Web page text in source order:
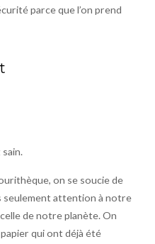
parce que l’on prend
sain.
on se soucie de
seulement attention à notre
de notre planète. On
qui ont déjà été